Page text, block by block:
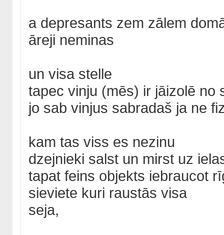
a depresants zem zālem
āreji neminas
un visa stelle
tapec vinju (mēs) ir jāizolē no
jo sab vinjus sabradaš ja ne
kam tas viss es nezinu
dzejnieki salst un mirst uz
tapat feins objekts iebraucot
sieviete kuri raustās visa
seja,